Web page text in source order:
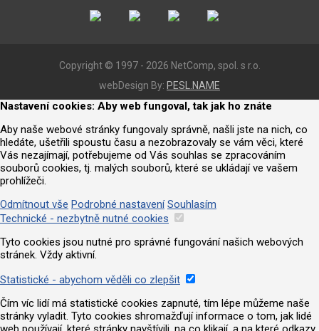
Copyright © 1997 - 2026 NetComp, spol. s r.o.
webDesign By: PESL.NAME
Nastavení cookies: Aby web fungoval, tak jak ho znáte
Aby naše webové stránky fungovaly správně, našli jste na nich, co
hledáte, ušetřili spoustu času a nezobrazovaly se vám věci, které
Vás nezajímají, potřebujeme od Vás souhlas se zpracováním
souborů cookies, tj. malých souborů, které se ukládají ve vašem
prohlížeči.
Odmítnout vše Podrobné nastavení Souhlasím
Technické - nezbytně nutné cookies
Tyto cookies jsou nutné pro správné fungování našich webových
stránek. Vždy aktivní.
Statistické - abychom věděli co zlepšit
Čím víc lidí má statistické cookies zapnuté, tím lépe můžeme naše
stránky vyladit. Tyto cookies shromažďují informace o tom, jak lidé